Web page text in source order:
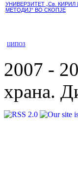
УНИВЕРЗИТЕТ „Св. КИРИЛ
МЕТОДИЈ“ ВО СКОПЈЕ
ЦИПОЗ
2007 -
храна.